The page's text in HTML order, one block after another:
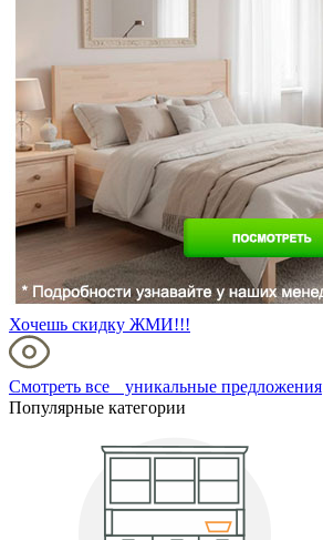
Хочешь скидку ЖМИ!!!
Смотреть все уникальные предложения
Популярные категории